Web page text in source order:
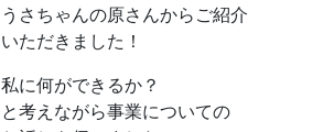
うさちゃんの原さんからご紹介
いただきました！
私に何ができるか？
と考えながら事業についての